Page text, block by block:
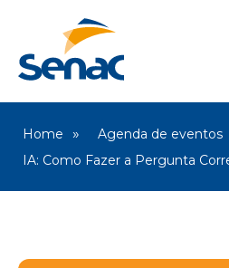
Home Agenda de eventos
IA: Como Fazer a Pergunta